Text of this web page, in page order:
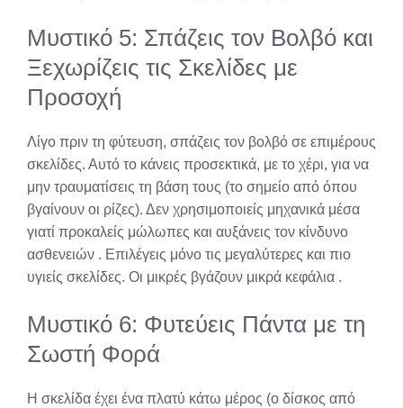
Μυστικό 5: Σπάζεις τον Βολβό και
Ξεχωρίζεις τις Σκελίδες με
Προσοχή
Λίγο πριν τη φύτευση, σπάζεις τον βολβό σε επιμέρους
σκελίδες. Αυτό το κάνεις προσεκτικά, με το χέρι, για να
μην τραυματίσεις τη βάση τους (το σημείο από όπου
βγαίνουν οι ρίζες). Δεν χρησιμοποιείς μηχανικά μέσα
γιατί προκαλείς μώλωπες και αυξάνεις τον κίνδυνο
ασθενειών . Επιλέγεις μόνο τις μεγαλύτερες και πιο
υγιείς σκελίδες. Οι μικρές βγάζουν μικρά κεφάλια .
Μυστικό 6: Φυτεύεις Πάντα με τη
Σωστή Φορά
Η σκελίδα έχει ένα πλατύ κάτω μέρος (ο δίσκος από